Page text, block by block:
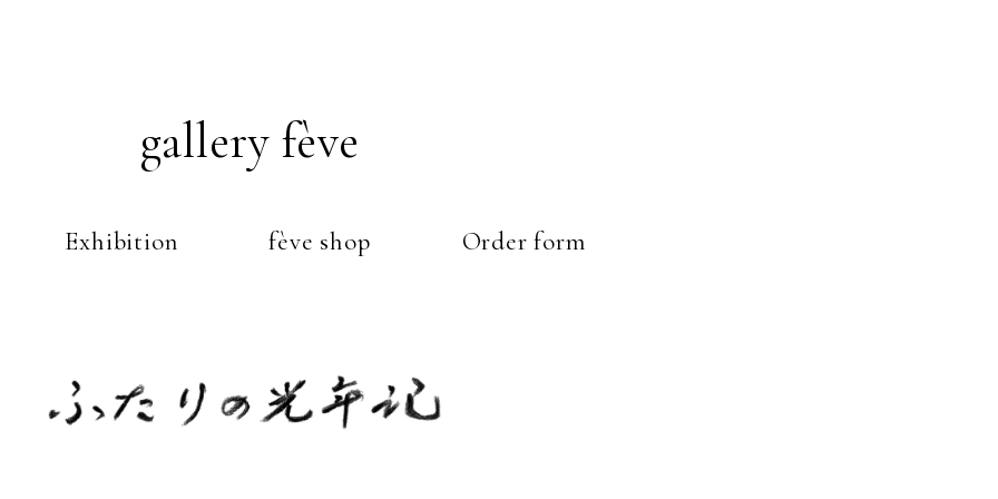
gallery fève
Exhibition fève shop Order form